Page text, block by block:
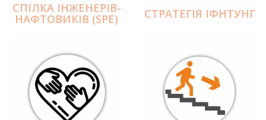
СПІЛКА ІНЖЕНЕРІВ-
НАФТОВИКІВ (SPE) СТРАТЕГІЯ ІФНТУНГ